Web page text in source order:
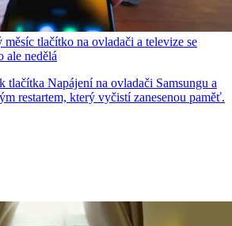
měsíc tlačítko na ovladači a televize se
ale nedělá
tlačítka Napájení na ovladači Samsungu a
restartem, který vyčistí zanesenou paměť.